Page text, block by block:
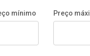
mínimo Preço